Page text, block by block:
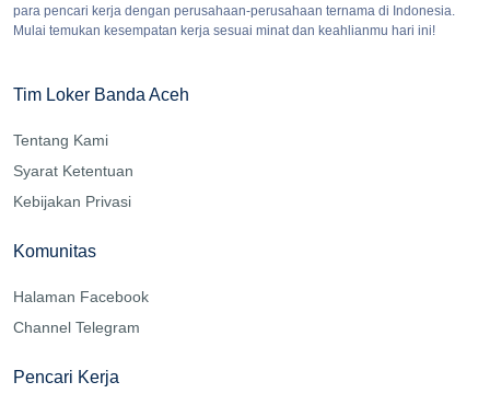
para pencari kerja dengan perusahaan-perusahaan ternama di Indonesia.
Mulai temukan kesempatan kerja sesuai minat dan keahlianmu hari ini!
Tim Loker Banda Aceh
Tentang Kami
Syarat Ketentuan
Kebijakan Privasi
Komunitas
Halaman Facebook
Channel Telegram
Pencari Kerja